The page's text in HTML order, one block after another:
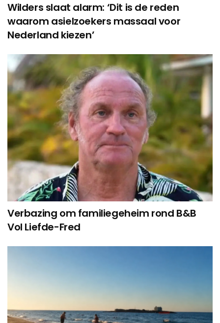
Wilders slaat alarm: ‘Dit is de reden
waarom asielzoekers massaal voor
Nederland kiezen’
Verbazing om familiegeheim rond B&B
Vol Liefde-Fred